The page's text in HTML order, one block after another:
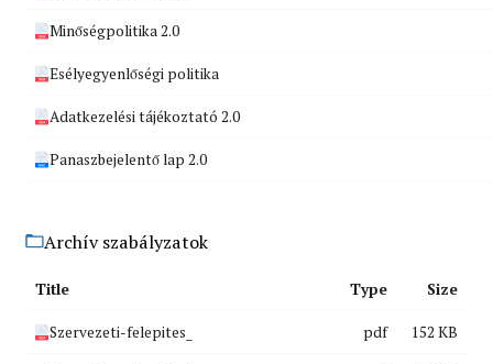
Minőségpolitika 2.0
Esélyegyenlőségi politika
Adatkezelési tájékoztató 2.0
Panaszbejelentő lap 2.0
Archív szabályzatok
Title Type Size
Szervezeti-felepites_ pdf 152 KB